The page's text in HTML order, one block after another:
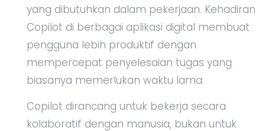
yang dibutuhkan dalam pekerjaan. Kehadiran
Copilot di berbagai aplikasi digital membuat
pengguna lebih produktif dengan
mempercepat penyelesaian tugas yang
biasanya memerlukan waktu lama.
Copilot dirancang untuk bekerja secara
kolaboratif dengan manusia, bukan untuk